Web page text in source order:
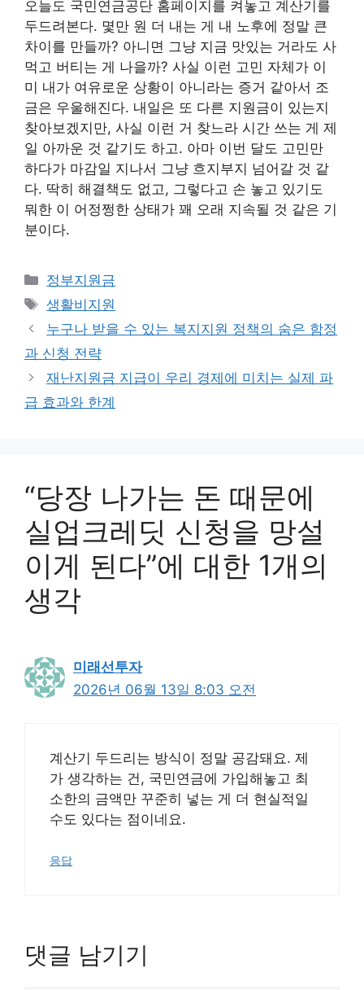
오늘도 국민연금공단 홈페이지를 켜놓고 계산기를
두드려본다. 몇만 원 더 내는 게 내 노후에 정말 큰
차이를 만들까? 아니면 그냥 지금 맛있는 거라도 사
먹고 버티는 게 나을까? 사실 이런 고민 자체가 이
미 내가 여유로운 상황이 아니라는 증거 같아서 조
금은 우울해진다. 내일은 또 다른 지원금이 있는지
찾아보겠지만, 사실 이런 거 찾느라 시간 쓰는 게 제
일 아까운 것 같기도 하고. 아마 이번 달도 고민만
하다가 마감일 지나서 그냥 흐지부지 넘어갈 것 같
다. 딱히 해결책도 없고, 그렇다고 손 놓고 있기도
뭐한 이 어정쩡한 상태가 꽤 오래 지속될 것 같은 기
분이다.
카
테
리
정부지원금
태
그
생활비지원
누구나 받을 수 있는 복지지원 정책의 숨은 함정
과 신청 전략
재난지원금 지급이 우리 경제에 미치는 실제 파
급 효과와 한계
“당장 나가는 돈 때문에
실업크레딧 신청을 망설
이게 된다”에 대한 1개의
생각
미래선투자
2026년 06월 13일 8:03 오전
계산기 두드리는 방식이 정말 공감돼요. 제
가 생각하는 건, 국민연금에 가입해놓고 최
소한의 금액만 꾸준히 넣는 게 더 현실적일
수도 있다는 점이네요.
응답
댓글 남기기